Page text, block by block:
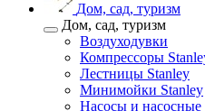
Дом, сад, туризм
Дом, сад, туризм
Воздуходувки
Компрессоры
Лестницы Stanley
Минимойки Stanley
Насосы и насосные